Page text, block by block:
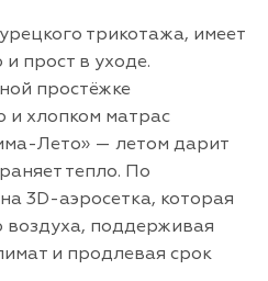
трикотажа, имеет
прост в уходе.
простёжке
и хлопком матрас
Лето» — летом дарит
тепло. По
3D-аэросетка, которая
поддерживая
и продлевая срок